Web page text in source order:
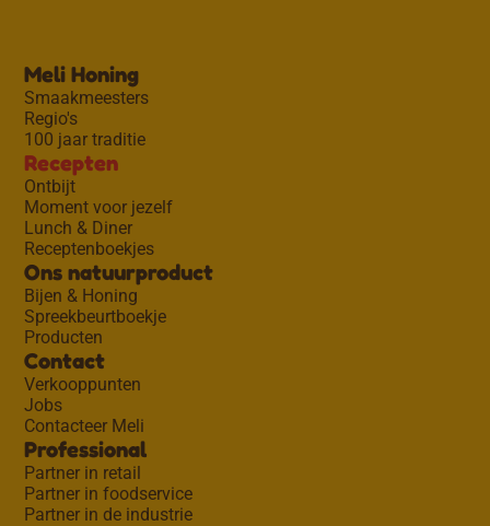
Meli Honing
Smaakmeesters
Regio's
100 jaar traditie
Recepten
Ontbijt
Moment voor jezelf
Lunch & Diner
Receptenboekjes
Ons natuurproduct
Bijen & Honing
Spreekbeurtboekje
Producten
Contact
Verkooppunten
Jobs
Contacteer Meli
Professional
Partner in retail
Partner in foodservice
Partner in de industrie